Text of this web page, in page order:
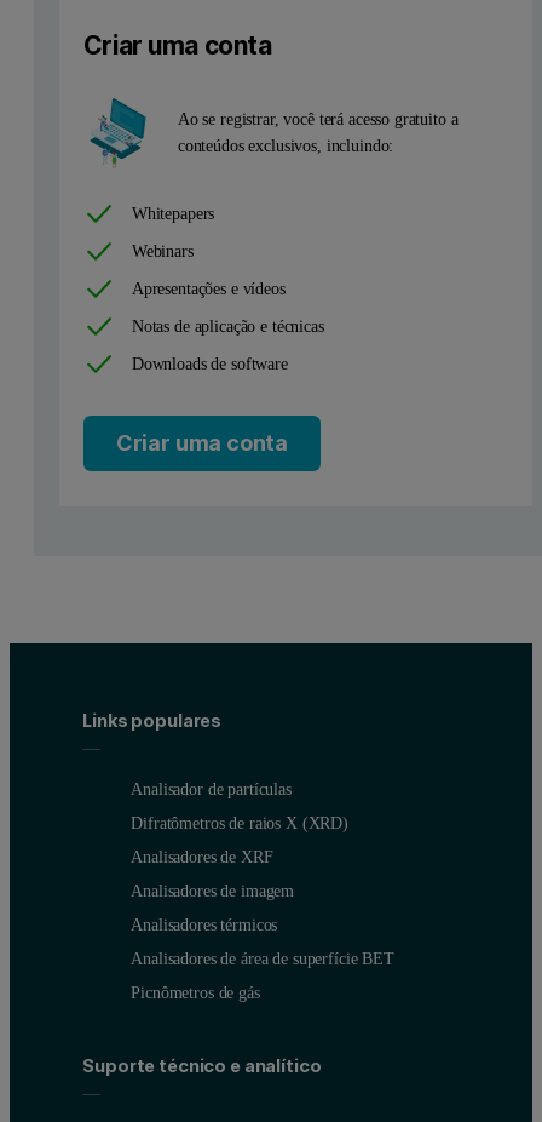
Criar uma conta
Ao se registrar, você terá acesso gratuito a
conteúdos exclusivos, incluindo:
Whitepapers
Webinars
Apresentações e vídeos
Notas de aplicação e técnicas
Downloads de software
Criar uma conta
Links populares
Analisador de partículas
Difratômetros de raios X (XRD)
Analisadores de XRF
Analisadores de imagem
Analisadores térmicos
Analisadores de área de superfície BET
Picnômetros de gás
Suporte técnico e analítico